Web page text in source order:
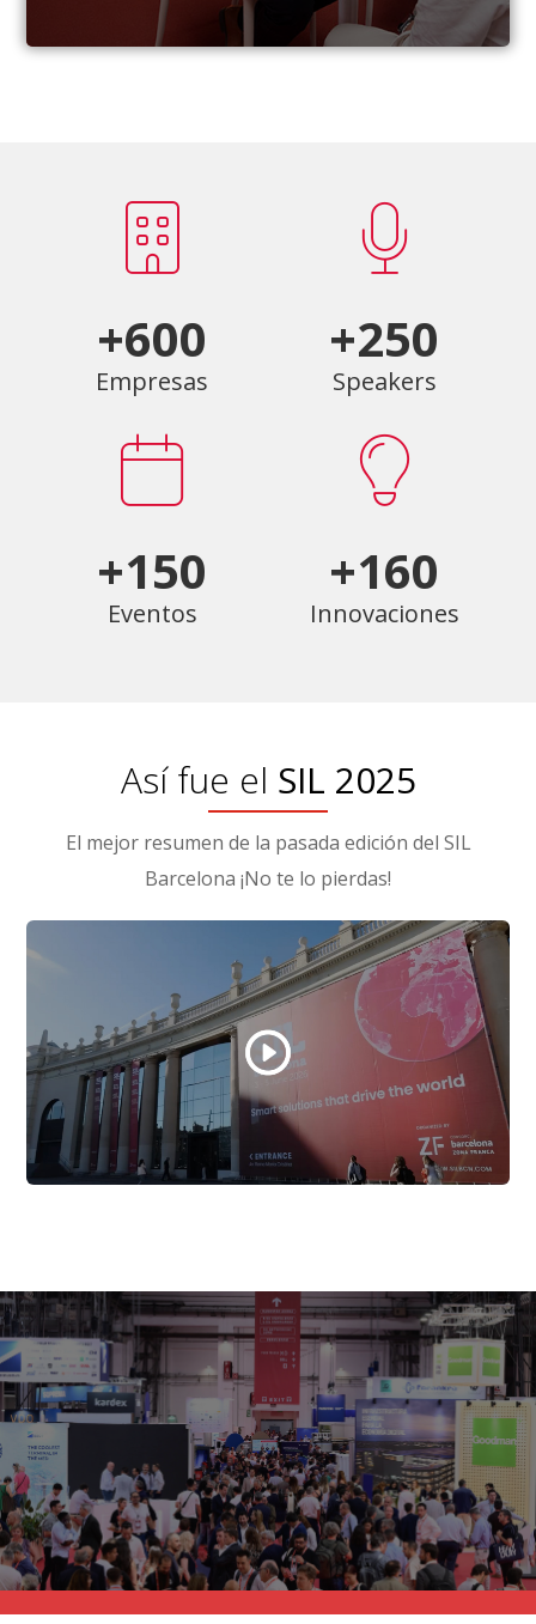
+600
Empresas
+250
Speakers
+150
Eventos
+160
Innovaciones
Así fue el SIL 2025
El mejor resumen de la pasada edición del SIL
Barcelona ¡No te lo pierdas!